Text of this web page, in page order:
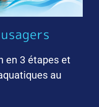
en 3 étapes et
au